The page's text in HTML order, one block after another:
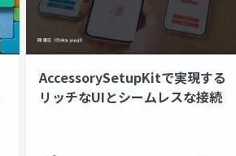
AccessorySetupKitで実現する
リッチなUIとシームレスな接続